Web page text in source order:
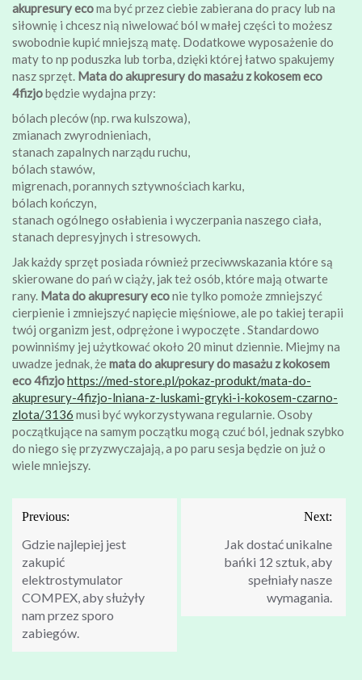
akupresury ecoma być przez ciebie zabierana do pracy lub na
siłownię i chcesz nią niwelować ból w małej części to możesz
swobodnie kupić mniejszą matę. Dodatkowe wyposażenie do
maty to np poduszka lub torba, dzięki której łatwo spakujemy
nasz sprzęt. Mata do akupresury do masażu z kokosem eco
4fizjobędzie wydajna przy:
bólach pleców (np. rwa kulszowa),
zmianach zwyrodnieniach,
stanach zapalnych narządu ruchu,
bólach stawów,
migrenach, porannych sztywnościach karku,
bólach kończyn,
stanach ogólnego osłabienia i wyczerpania naszego ciała,
stanach depresyjnych i stresowych.
Jak każdy sprzęt posiada również przeciwwskazania które są
skierowane do pań w ciąży, jak też osób, które mają otwarte
rany. Mata do akupresury econie tylko pomoże zmniejszyć
cierpienie i zmniejszyć napięcie mięśniowe, ale po takiej terapii
twój organizm jest, odprężone i wypoczęte . Standardowo
powinniśmy jej użytkować około 20 minut dziennie. Miejmy na
uwadze jednak, żemata do akupresury do masażu z kokosem
eco 4fizjohttps://med-store.pl/pokaz-produkt/mata-do-
akupresury-4fizjo-lniana-z-luskami-gryki-i-kokosem-czarno-
zlota/3136 musi być wykorzystywana regularnie. Osoby
początkujące na samym początku mogą czuć ból, jednak szybko
do niego się przyzwyczajają, a po paru sesja będzie on już o
wiele mniejszy.
Nawigacja
wpisu
Previous:
Gdzie najlepiej jest
zakupić
elektrostymulator
COMPEX, aby służyły
nam przez sporo
zabiegów.
Next:
Jak dostać unikalne
bańki 12 sztuk, aby
spełniały nasze
wymagania.